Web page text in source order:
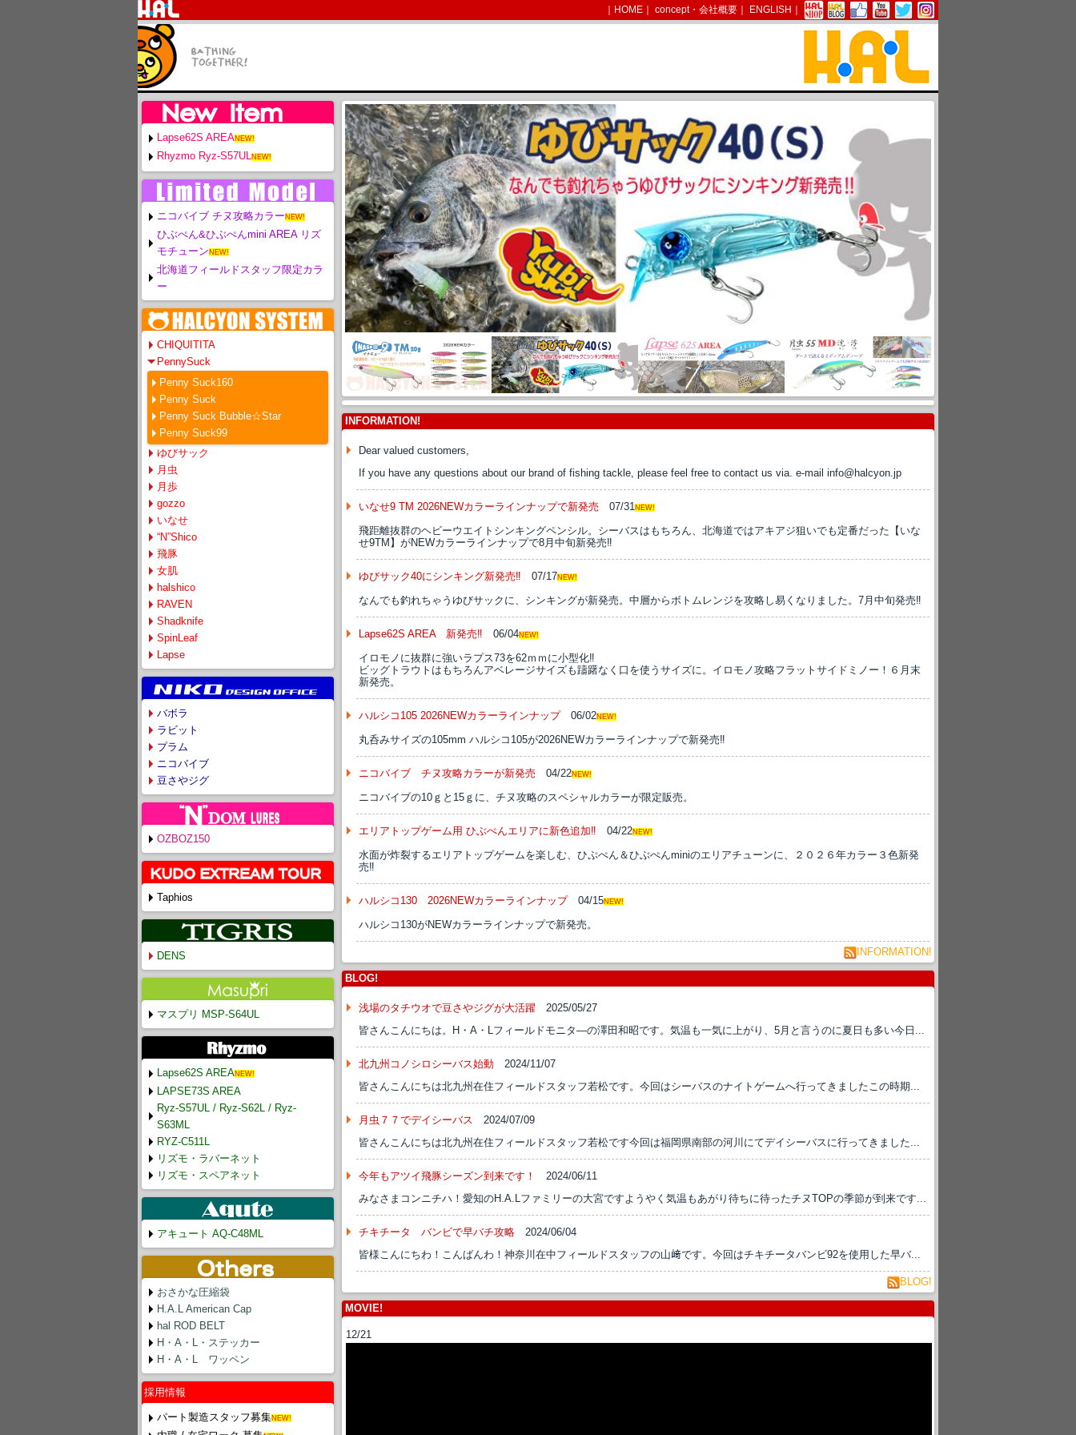
｜ HOME ｜ concept・会社概要 ｜ ENGLISH ｜
INFORMATION!
Dear valued customers,
If you have any questions about our brand of fishing tackle, please feel free to contact us via. e-mail info@halcyon.jp
いなせ9 TM 2026NEWカラーラインナップで新発売 07/31 NEW!
飛距離抜群のヘビーウエイトシンキングペンシル。シーバスはもちろん、北海道ではアキアジ狙いでも定番だった【いな
せ9TM】がNEWカラーラインナップで8月中旬新発売‼
ゆびサック40にシンキング新発売‼ 07/17NEW!
なんでも釣れちゃうゆびサックに、シンキングが新発売。中層からボトムレンジを攻略し易くなりました。7月中旬発売‼
Lapse62S AREA 新発売‼ 06/04NEW!
イロモノに抜群に強いラプス73を62ｍｍに小型化‼
ビッグトラウトはもちろんアベレージサイズも躊躇なく口を使うサイズに。イロモノ攻略フラットサイドミノー！６月末
新発売。
ハルシコ105 2026NEWカラーラインナップ 06/02NEW!
丸呑みサイズの105mm ハルシコ105が2026NEWカラーラインナップで新発売‼
ニコバイブ チヌ攻略カラーが新発売 04/22NEW!
ニコバイブの10ｇと15ｇに、チヌ攻略のスペシャルカラーが限定販売。
エリアトップゲーム用 ひぶぺんエリアに新色追加‼ 04/22NEW!
水面が炸裂するエリアトップゲームを楽しむ、ひぷぺん＆ひぶぺんminiのエリアチューンに、２０２６年カラー３色新発
売‼
ハルシコ130 2026NEWカラーラインナップ 04/15NEW!
ハルシコ130がNEWカラーラインナップで新発売。
INFORMATION!
BLOG!
浅場のタチウオで豆さやジグが大活躍
2025/05/27
皆さんこんにちは。H・A・Lフィールドモニタ―の澤田和昭です。気温も一気に上がり、5月と言うのに夏日も多い今日...
北九州コノシロシーバス始動
2024/11/07
皆さんこんにちは北九州在住フィールドスタッフ若松です。今回はシーバスのナイトゲームへ行ってきましたこの時期...
月虫７７でデイシーバス
2024/07/09
皆さんこんにちは北九州在住フィールドスタッフ若松です今回は福岡県南部の河川にてデイシーバスに行ってきました...
今年もアツイ飛豚シーズン到来です！
2024/06/11
みなさまコンニチハ！愛知のH.A.Lファミリーの大宮ですようやく気温もあがり待ちに待ったチヌTOPの季節が到来です...
チキチータ バンビで早バチ攻略
2024/06/04
皆様こんにちわ！こんばんわ！神奈川在中フィールドスタッフの山﨑です。今回はチキチータバンビ92を使用した早バ...
BLOG!
MOVIE!
12/21
Lapse62S AREANEW!
Rhyzmo Ryz-S57ULNEW!
ニコバイブ チヌ攻略カラー NEW!
ひぶぺん&ひぶぺんmini AREA リズ
モチューン NEW!
北海道フィールドスタッフ限定カラ
ー
CHIQUITITA
PennySuck
Penny Suck160
Penny Suck
Penny Suck Bubble☆Star
Penny Suck99
ゆびサック
月虫
月歩
gozzo
いなせ
“N”Shico
飛豚
女肌
halshico
RAVEN
Shadknife
SpinLeaf
Lapse
バボラ
ラビット
プラム
ニコバイブ
豆さやジグ
OZBOZ150
Taphios
DENS
マスプリ MSP-S64UL
Lapse62S AREANEW!
LAPSE73S AREA
Ryz-S57UL / Ryz-S62L / Ryz-
S63ML
RYZ-C511L
リズモ・ラバーネット
リズモ・スペアネット
アキュート AQ-C48ML
おさかな圧縮袋
H.A.L American Cap
hal ROD BELT
H・A・L・ステッカー
H・A・L ワッペン
採用情報
パート製造スタッフ募集NEW!